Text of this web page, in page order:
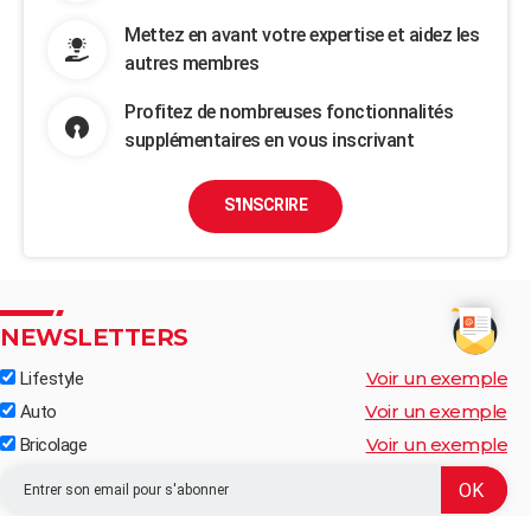
Mettez en avant votre expertise et aidez les
autres membres
Profitez de nombreuses fonctionnalités
supplémentaires en vous inscrivant
S'INSCRIRE
NEWSLETTERS
Lifestyle Voir un exemple
Auto Voir un exemple
Bricolage Voir un exemple